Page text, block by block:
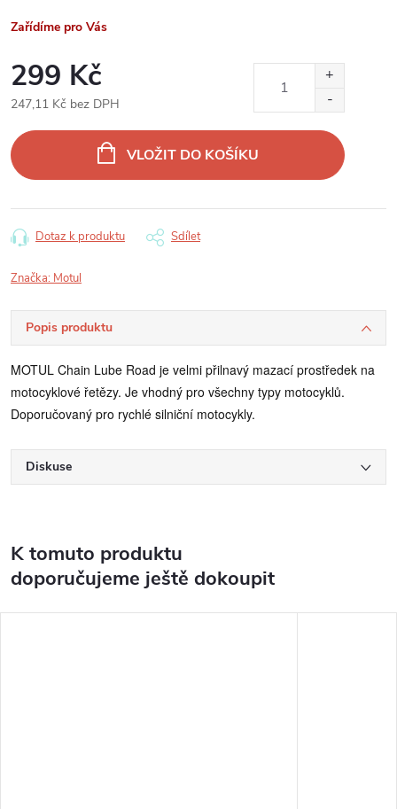
Zařídíme pro Vás
299 Kč
247,11 Kč bez DPH
cena:
VLOŽIT DO KOŠÍKU
Dotaz k produktu Sdílet
Značka: Motul
Popis produktu
MOTUL Chain Lube Road je velmi přilnavý mazací prostředek na
motocyklové řetězy. Je vhodný pro všechny typy motocyklů.
Doporučovaný pro rychlé silniční motocykly.
Diskuse
K tomuto produktu
doporučujeme ještě dokoupit